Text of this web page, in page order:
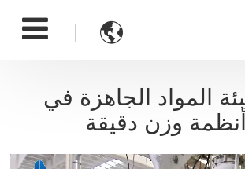

المواد الجاهزة في
وزن دقيقة